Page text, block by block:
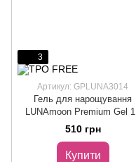
3
Артикул: GPLUNA3014
Гель для нарощування
LUNAmoon Premium Gel 14
колір барбі, 30 мл,
510 грн
Купити